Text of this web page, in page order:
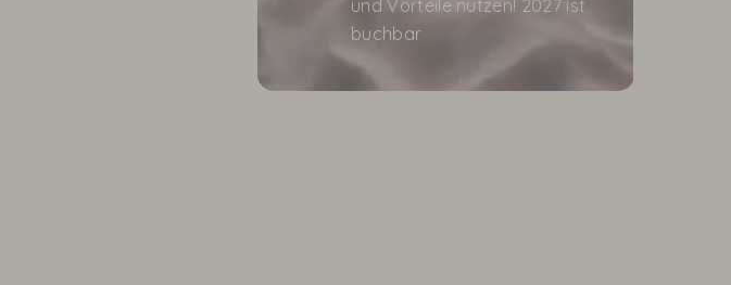
und Vorteile nutzen! 2027 ist
buchbar